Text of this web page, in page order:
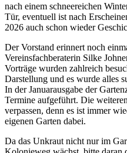
nach einem schneereichen
Tür, eventuell ist nach
2026 auch schon wieder
Der Vorstand erinnert noch
Vereinsfachberaterin Silke
Vorträge wurden zahlreich
Darstellung und es wurde alles
In der Januarausgabe der
Termine aufgeführt. Die
verpassen, denn es ist immer
eigenen Garten dabei.
Da das Unkraut nicht nur im